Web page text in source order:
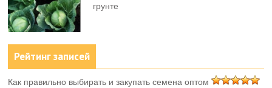
грунте
Рейтинг записей
Как правильно выбирать и закупать семена оптом